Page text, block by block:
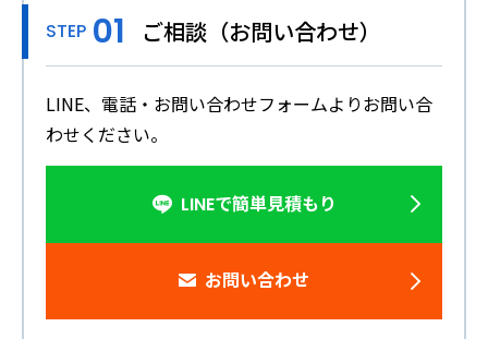
STEP ご相談（お問い合わせ）
LINE、電話・お問い合わせフォームよりお問い合
わせください。
LINEで簡単見積もり
お問い合わせ